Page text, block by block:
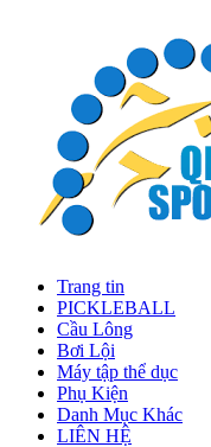
Trang tin
PICKLEBALL
Cầu Lông
Bơi Lội
Máy tập thể dục
Phụ Kiện
Danh Mục Khác
LIÊN HỆ